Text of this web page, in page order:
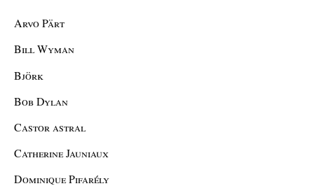
Arvo Pärt
Bill Wyman
Björk
Bob Dylan
Castor astral
Catherine Jauniaux
Dominique Pifarély